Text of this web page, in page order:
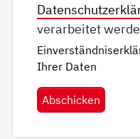
verarbeitet
Ihrer Daten
Abschicken